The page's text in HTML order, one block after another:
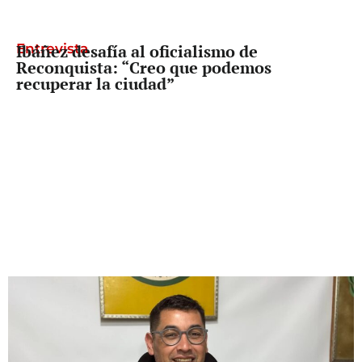
Entrevista
Ibáñez desafía al oficialismo de
Reconquista: “Creo que podemos
recuperar la ciudad”